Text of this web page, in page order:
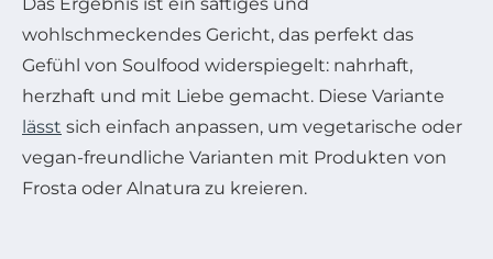
wohlschmeckendes Gericht, das perfekt das
Gefühl von Soulfood widerspiegelt: nahrhaft,
herzhaft und mit Liebe gemacht. Diese Variante
lässt sich einfach anpassen, um vegetarische oder
vegan-freundliche Varianten mit Produkten von
Frosta oder Alnatura zu kreieren.